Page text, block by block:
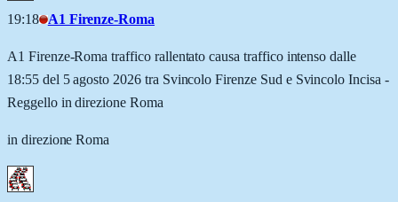
19:18 A1 Firenze-Roma
A1 Firenze-Roma traffico rallentato causa traffico intenso dalle
18:55 del 5 agosto 2026 tra Svincolo Firenze Sud e Svincolo Incisa -
Reggello in direzione Roma
in direzione Roma